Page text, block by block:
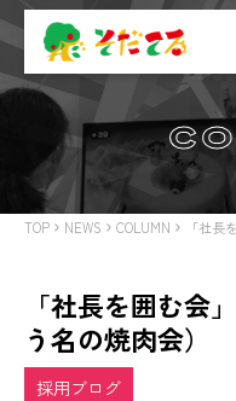
TOP NEWS COLUMN 「社長
「社長を囲む会
う名の焼肉会）
採用ブログ